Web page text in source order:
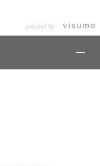
powered by